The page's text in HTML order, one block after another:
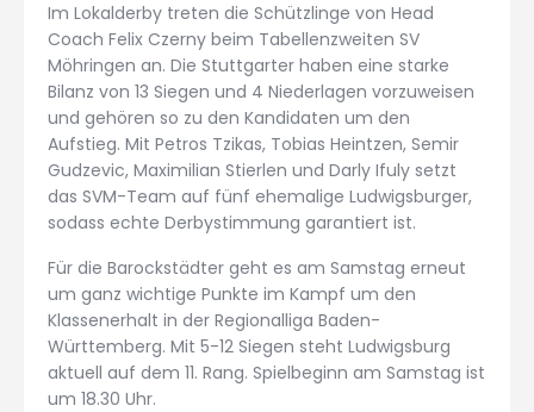
Im Lokalderby treten die Schützlinge von Head
Coach Felix Czerny beim Tabellenzweiten SV
Möhringen an. Die Stuttgarter haben eine starke
Bilanz von 13 Siegen und 4 Niederlagen vorzuweisen
und gehören so zu den Kandidaten um den
Aufstieg. Mit Petros Tzikas, Tobias Heintzen, Semir
Gudzevic, Maximilian Stierlen und Darly Ifuly setzt
das SVM-Team auf fünf ehemalige Ludwigsburger,
sodass echte Derbystimmung garantiert ist.
Für die Barockstädter geht es am Samstag erneut
um ganz wichtige Punkte im Kampf um den
Klassenerhalt in der Regionalliga Baden-
Württemberg. Mit 5-12 Siegen steht Ludwigsburg
aktuell auf dem 11. Rang. Spielbeginn am Samstag ist
um 18.30 Uhr.